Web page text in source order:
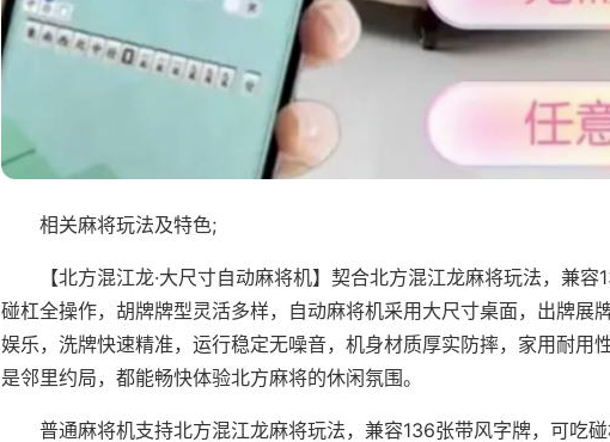
相关麻将玩法及特色;
【北方混江龙·大尺寸自动麻将机】契合北方混江龙麻将玩法，兼
碰杠全操作，胡牌牌型灵活多样，自动麻将机采用大尺寸桌面，出牌展
娱乐，洗牌快速精准，运行稳定无噪音，机身材质厚实防摔，家用耐用
是邻里约局，都能畅快体验北方麻将的休闲氛围。
普通麻将机支持北方混江龙麻将玩法，兼容136张带风字牌，可吃